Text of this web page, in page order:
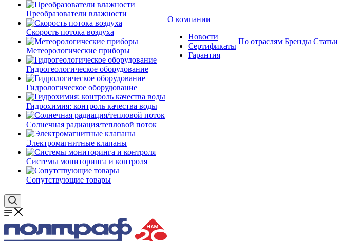
Преобразователи влажности
Скорость потока воздуха
Метеорологические приборы
Гидрогеологическое оборудование
Гидрологическое оборудование
Гидрохимия: контроль качества воды
Солнечная радиация/тепловой поток
Электромагнитные клапаны
Системы мониторинга и контроля
Сопутствующие товары
О компании
Новости
Сертификаты
Гарантия
По отраслям Бренды Статьи